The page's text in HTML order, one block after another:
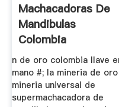
Machacadoras De
Mandibulas
Colombia
n de oro colombia llave
mano #; la mineria de oro
mineria universal de
supermachacadora de